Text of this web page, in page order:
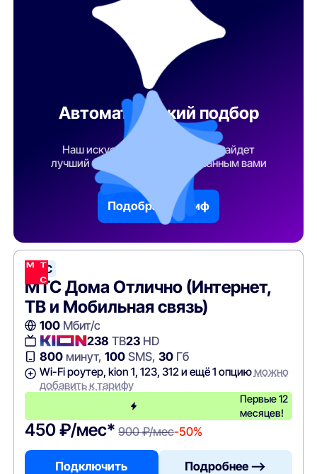
Автоматический подбор
тарифа
Наш искусственный интеллект найдет
лучший тарифный план по указанным вами
Подобрать тариф
МТС
МТС Дома Отлично (Интернет,
ТВ и Мобильная связь)
100Мбит/с
238 ТВ23HD
800минут, 100SMS, 30Гб
Wi-Fi роутер, kion 1, 123, 312 и ещё 1 опциюможно
добавить к тарифу
Первые 12
месяцев!
450 ₽/мес* 900 ₽/мес-50%
Подключить Подробнее —>